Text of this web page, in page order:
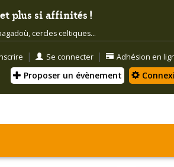
plus si affinités !
cercles celtiques...
| Se connecter | Adhésion en
Proposer un évènement